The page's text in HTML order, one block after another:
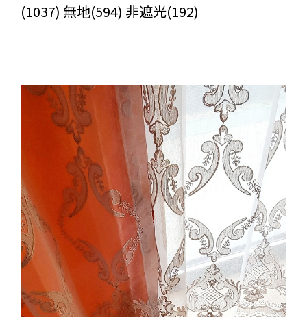
(1037) 無地(594) 非遮光(192)